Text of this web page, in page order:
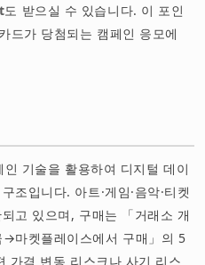
도 받으실 수 있습니다. 이 포인
드가 당첨되는 캠페인 응모에
기술을 활용하여 디지털 데이
조입니다. 아트·게임·음악·티켓
고 있으며, 구매는 「거래소 개
켓플레이스에서 구매」의 5
가격 변동 리스크나 사기 리스